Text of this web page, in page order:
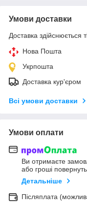
Умови доставки
Доставка здійснюється
Нова Пошта
Укрпошта
Доставка кур'єром
Всі умови доставки
Умови оплати
Ви отримаєте
або гроші
Детальніше
Післяплата